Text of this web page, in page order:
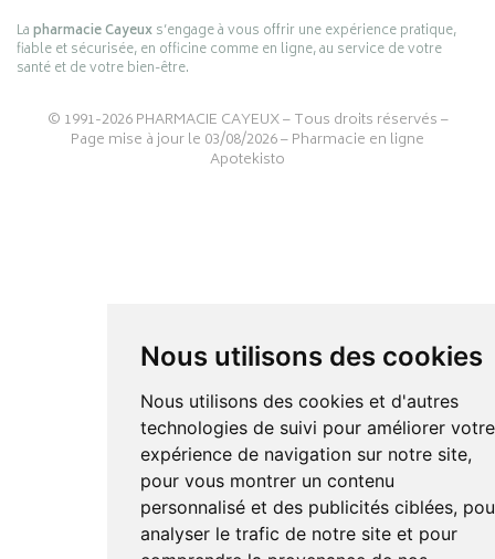
Nous utilisons des cookies
Nous utilisons des cookies et d'autres
technologies de suivi pour améliorer votre
expérience de navigation sur notre site,
pour vous montrer un contenu
personnalisé et des publicités ciblées,
analyser le trafic de notre site et pour
Lapharmacie Cayeuxs’engage à vous offrir une expérience pratique,
fiable et sécurisée, en officine comme en ligne, au service de votre
santé et de votre bien-être.
© 1991-2026PHARMACIE CAYEUX– Tous droits réservés –
Page mise à jour le 03/08/2026 –Pharmacie en ligne
Apotekisto